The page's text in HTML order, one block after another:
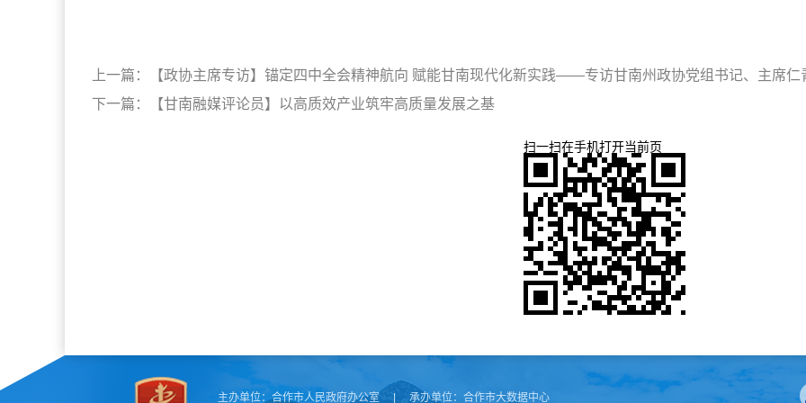
上一篇：
【政协主席专访】锚定四中全会精神航向 赋能甘南现代化新实践——专访甘南州政协党组书记、主席仁
下一篇：
【甘南融媒评论员】以高质效产业筑牢高质量发展之基
扫一扫在手机打开当前页
主办单位：合作市人民政府办公室 承办单位： 合作市大数据中心